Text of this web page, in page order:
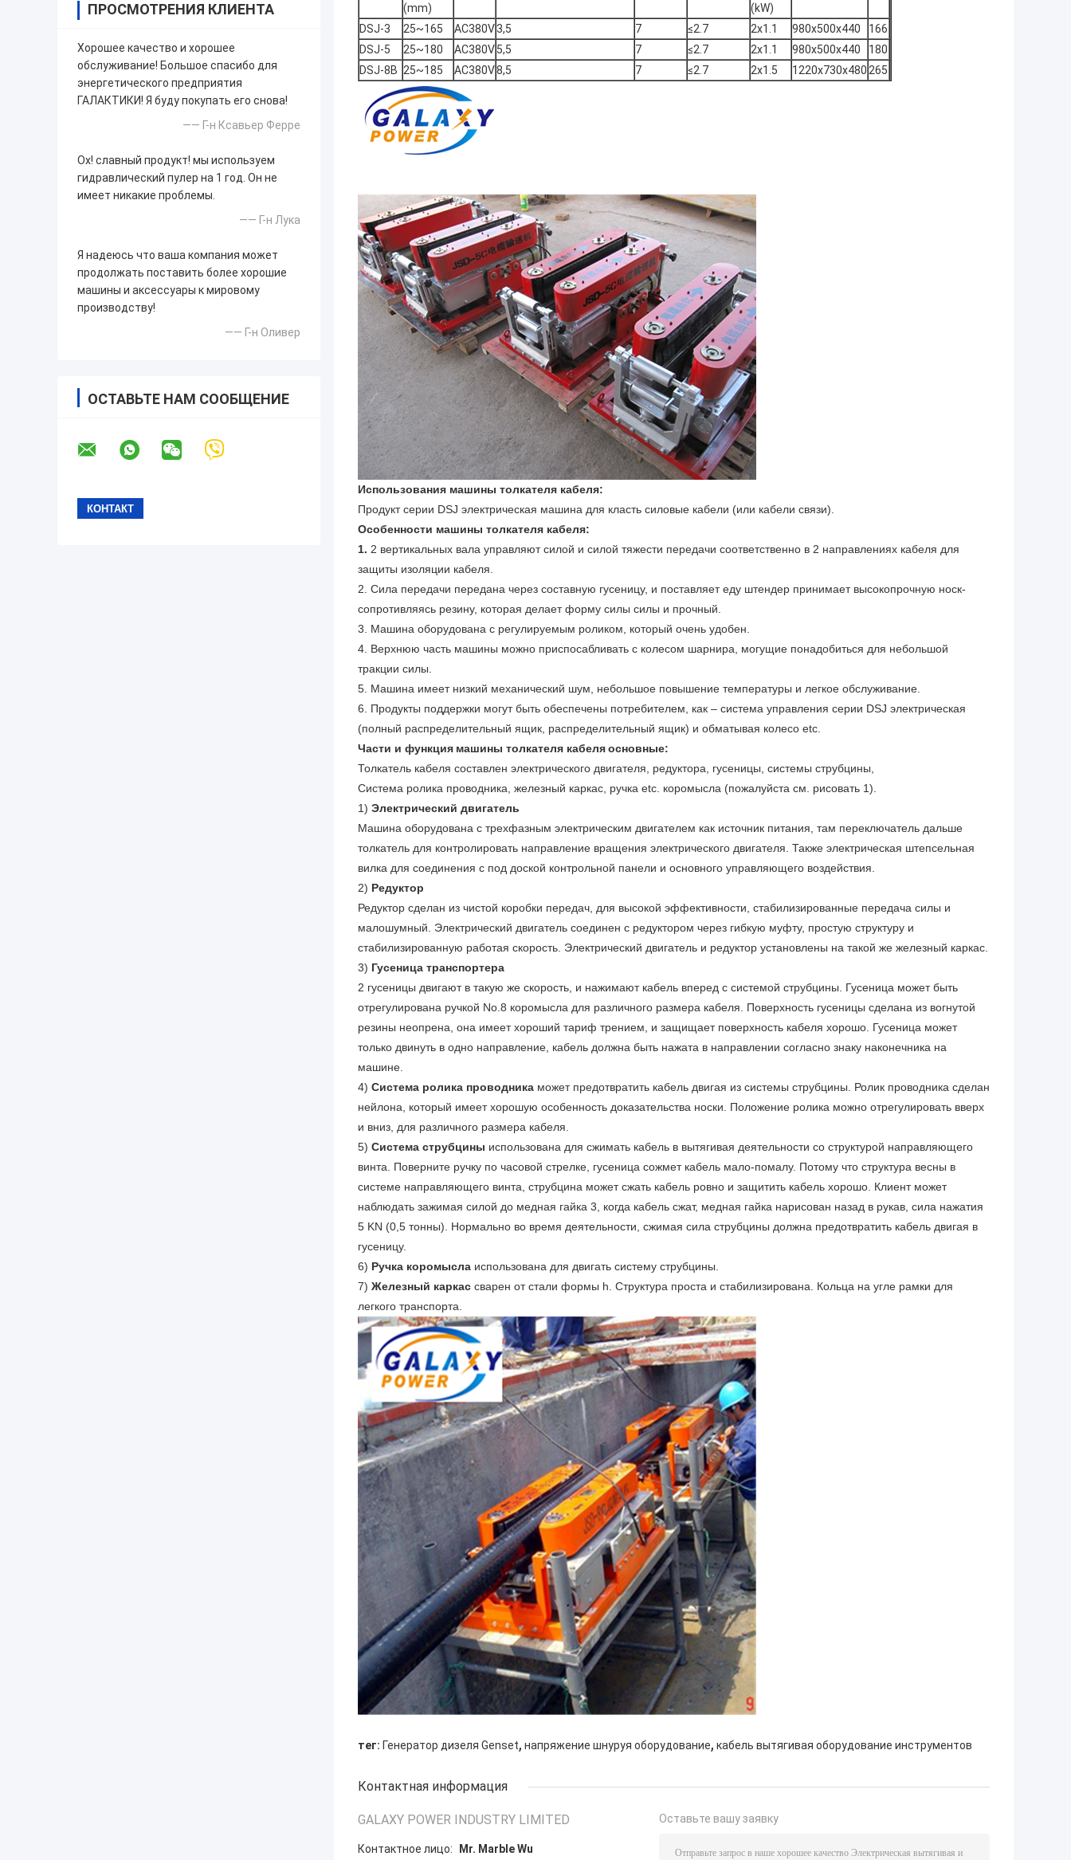
ПРОСМОТРЕНИЯ КЛИЕНТА
Хорошее качество и хорошее
обслуживание! Большое спасибо для
энергетического предприятия
ГАЛАКТИКИ! Я буду покупать его снова!
—— Г-н Ксавьер Ферре
Ох! славный продукт! мы используем
гидравлический пулер на 1 год. Он не
имеет никакие проблемы.
—— Г-н Лука
Я надеюсь что ваша компания может
продолжать поставить более хорошие
машины и аксессуары к мировому
производству!
—— Г-н Оливер
ОСТАВЬТЕ НАМ СООБЩЕНИЕ
(mm)
(kW)
DSJ-3 25~165 AC380V3,5 7 ≤2.7 2x1.1 980x500x440
166
DSJ-5
25~180 AC380V5,5 7 ≤2.7 2x1.1 980x500x440
180
DSJ-8B 25~185 AC380V8,5 7 ≤2.7 2x1.5 1220x730x480265
Использования машины толкателя кабеля:
Продукт серии DSJ электрическая машина для класть силовые кабели (или кабели связи).
Особенности машины толкателя кабеля:
1. 2 вертикальных вала управляют силой и силой тяжести передачи соответственно в 2 направлениях кабеля для
защиты изоляции кабеля.
2. Сила передачи передана через составную гусеницу, и поставляет еду штендер принимает высокопрочную носк-
сопротивляясь резину, которая делает форму силы силы и прочный.
3. Машина оборудована с регулируемым роликом, который очень удобен.
4. Верхнюю часть машины можно приспосабливать с колесом шарнира, могущие понадобиться для небольшой
тракции силы.
5. Машина имеет низкий механический шум, небольшое повышение температуры и легкое обслуживание.
6. Продукты поддержки могут быть обеспечены потребителем, как – система управления серии DSJ электрическая
(полный распределительный ящик, распределительный ящик) и обматывая колесо etc.
Части и функция машины толкателя кабеляосновные:
Толкатель кабеля составлен электрического двигателя, редуктора, гусеницы, системы струбцины,
Система ролика проводника, железный каркас, ручка etc. коромысла (пожалуйста см. рисовать 1).
1) Электрический двигатель
Машина оборудована с трехфазным электрическим двигателем как источник питания, там переключатель дальше
толкатель для контролировать направление вращения электрического двигателя. Также электрическая штепсельная
вилка для соединения с под доской контрольной панели и основного управляющего воздействия.
2) Редуктор
Редуктор сделан из чистой коробки передач, для высокой эффективности, стабилизированные передача силы и
малошумный. Электрический двигатель соединен с редуктором через гибкую муфту, простую структуру и
стабилизированную работая скорость. Электрический двигатель и редуктор установлены на такой же железный каркас.
3) Гусеница транспортера
2 гусеницы двигают в такую же скорость, и нажимают кабель вперед с системой струбцины. Гусеница может быть
отрегулирована ручкой No.8 коромысла для различного размера кабеля. Поверхность гусеницы сделана из вогнутой
резины неопрена, она имеет хороший тариф трением, и защищает поверхность кабеля хорошо. Гусеница может
только двинуть в одно направление, кабель должна быть нажата в направлении согласно знаку наконечника на
машине.
4) Система ролика проводника может предотвратить кабель двигая из системы струбцины. Ролик проводника сделан
нейлона, который имеет хорошую особенность доказательства носки. Положение ролика можно отрегулировать вверх
и вниз, для различного размера кабеля.
5) Система струбцины использована для сжимать кабель в вытягивая деятельности со структурой направляющего
винта. Поверните ручку по часовой стрелке, гусеница сожмет кабель мало-помалу. Потому что структура весны в
системе направляющего винта, струбцина может сжать кабель ровно и защитить кабель хорошо. Клиент может
наблюдать зажимая силой до медная гайка 3, когда кабель сжат, медная гайка нарисован назад в рукав, сила нажатия
5 KN (0,5 тонны). Нормально во время деятельности, сжимая сила струбцины должна предотвратить кабель двигая в
гусеницу.
6) Ручка коромысла использована для двигать систему струбцины.
7) Железный каркас сварен от стали формы h. Структура проста и стабилизирована. Кольца на угле рамки для
легкого транспорта.
тег: Генератор дизеля Genset, напряжение шнуруя оборудование, кабель вытягивая оборудование инструментов
Контактная информация
GALAXY POWER INDUSTRY LIMITED
Контактное лицо: Mr. Marble Wu
Оставьте вашу заявку